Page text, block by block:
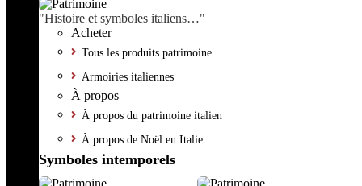
"Histoire et symboles italiens…"
Acheter
Tous les produits patrimoine
Armoiries italiennes
À propos
À propos du patrimoine italien
À propos de Noël en Italie
Symboles intemporels